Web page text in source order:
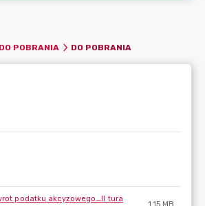
DO POBRANIA DO POBRANIA
podatku akcyzowego_II tura